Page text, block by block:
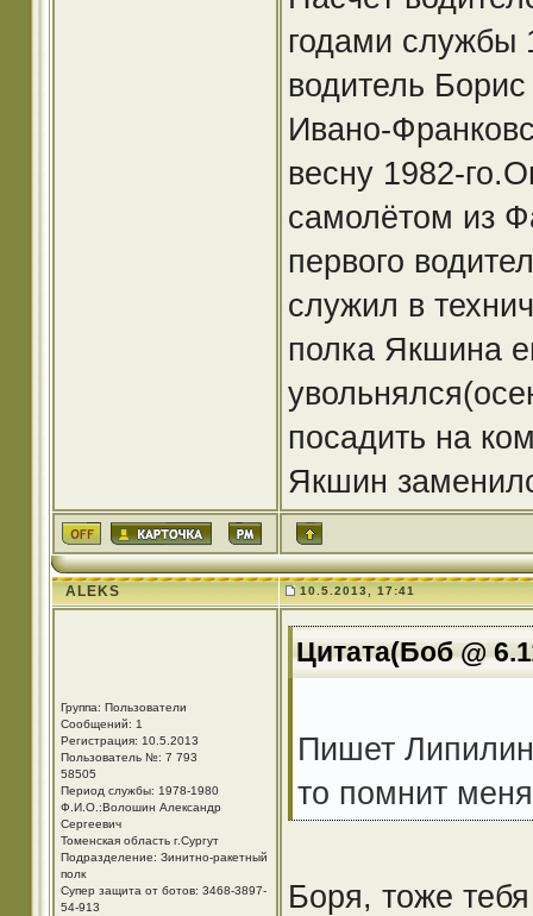
годами службы
водитель
Ивано-
весну 1982-
самолётом из
первого
служил в
полка Якшина
посадить на
Якшин
АLEKS 10.5.2013, 17:41
Группа: Пользователи
Сообщений: 1
Регистрация: 10.5.2013
Пользователь №: 7 793
58505
Период службы: 1978-1980
Ф.И.О.:Волошин Александр
Сергеевич
Томенская область г.Сургут
Подразделение: Зинитно-ракетный
полк
Супер защита от ботов: 3468-3897-
54-913
Цитата(Боб @
Пишет
то помнит
Боря, тоже